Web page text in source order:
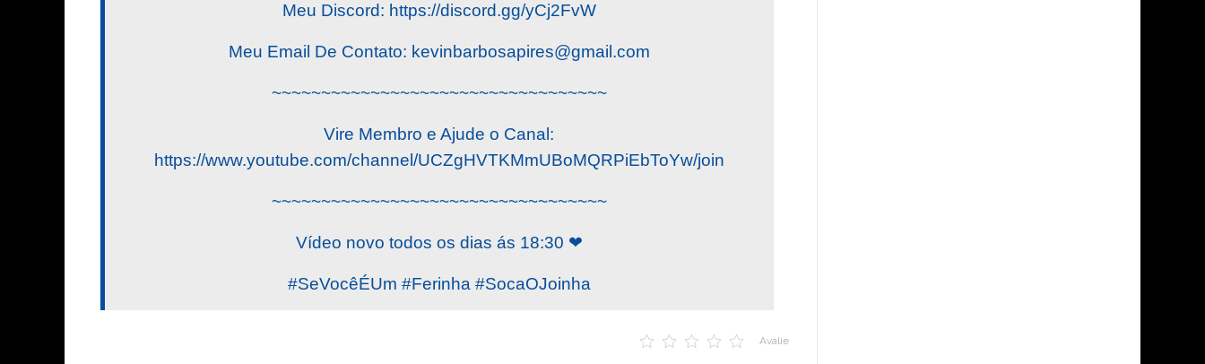
Meu Discord: https://discord.gg/yCj2FvW
Meu Email De Contato: kevinbarbosapires@gmail.com
~~~~~~~~~~~~~~~~~~~~~~~~~~~~~~~~~~
Vire Membro e Ajude o Canal:
https://www.youtube.com/channel/UCZgHVTKMmUBoMQRPiEbToYw/join
~~~~~~~~~~~~~~~~~~~~~~~~~~~~~~~~~~
Vídeo novo todos os dias ás 18:30 ❤
#SeVocêÉUm #Ferinha #SocaOJoinha
Avalie